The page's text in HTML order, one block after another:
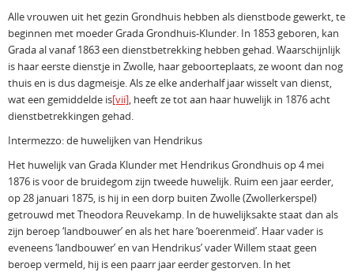
Alle vrouwen uit het gezin Grondhuis hebben als dienstbode gewerkt, te
beginnen met moeder Grada Grondhuis-Klunder. In 1853 geboren, kan
Grada al vanaf 1863 een dienstbetrekking hebben gehad. Waarschijnlijk
is haar eerste dienstje in Zwolle, haar geboorteplaats, ze woont dan nog
thuis en is dus dagmeisje. Als ze elke anderhalf jaar wisselt van dienst,
wat een gemiddelde is[vii], heeft ze tot aan haar huwelijk in 1876 acht
dienstbetrekkingen gehad.
Intermezzo: de huwelijken van Hendrikus
Het huwelijk van Grada Klunder met Hendrikus Grondhuis op 4 mei
1876 is voor de bruidegom zijn tweede huwelijk. Ruim een jaar eerder,
op 28 januari 1875, is hij in een dorp buiten Zwolle (Zwollerkerspel)
getrouwd met Theodora Reuvekamp. In de huwelijksakte staat dan als
zijn beroep ‘landbouwer’ en als het hare ‘boerenmeid’. Haar vader is
eveneens ‘landbouwer’ en van Hendrikus’ vader Willem staat geen
beroep vermeld, hij is een paarr jaar eerder gestorven. In het